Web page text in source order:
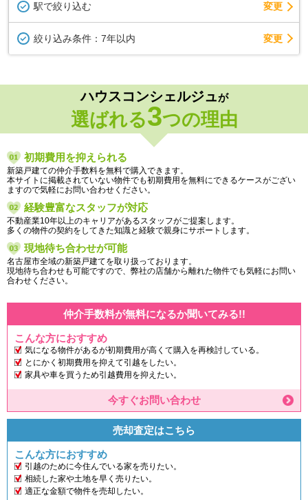
駅で絞り込む 変更
絞り込み条件： 7年以内 変更
ハウスコンシェルジュが
選ばれる3つの理由
初期費用を抑えられる
新築戸建ての仲介手数料を無料で購入できます。
本サイトに掲載されていない物件でも初期費用を無料にできるケースがござい
ますので気軽にお問い合わせください。
経験豊富なスタッフが対応
不動産業10年以上のキャリアがあるスタッフがご提案します。
多くの物件の契約をしてきた知識と経験で親身にサポートします。
現地待ち合わせが可能
名古屋市全域の新築戸建てを取り扱っております。
現地待ち合わせも可能ですので、弊社の店舗から離れた物件でも気軽にお問い
合わせください。
仲介手数料が無料になるか聞いてみる!!
こんな方におすすめ
気になる物件があるが初期費用が高くて購入を再検討している。
とにかく初期費用を抑えて引越をしたい。
家具や車を買うため引越費用を抑えたい。
今すぐお問い合わせ
売却査定はこちら
こんな方におすすめ
引越のために今住んでいる家を売りたい。
相続した家や土地を早く売りたい。
適正な金額で物件を売却したい。